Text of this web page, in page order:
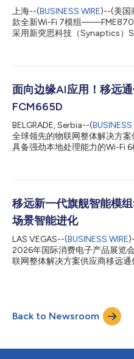
上海--(BUSINESS WIRE)--(美国
款全新Wi-Fi 7模组
采用新突思科技（Synaptics）
端。 双封装设计，灵活适配不
心区别在于封装形式，为设备
计；FME170X搭载紧凑型M.2封
捷、散热余量充足的特点，适配
使得厂商可根据自身产品架构
性。 移远通信产品部副总经理
高端Wi-Fi 7模组可兼容客户主
面向边缘AI应用！移远
FCM665D
BELGRADE, Serbia--(BUSINESS
全球领先的物联网整体解决方
具备强劲本地处理能力的Wi-Fi
端设备，助力客户降低云端依
工业物联网设备的本地智能需
像处理等功能对终端算力提出了
本地运算能力，且采用紧凑型模
本地运算资源，又具备易集成、
智能化升级提供可靠支持。” 双
需求 随着全球智能家居与智能
成为提升终端实时性与可靠性的
移远新一代旗舰智能模
场景智能进化
LAS VEGAS--(BUSINESS WIRE
2026年国际消费电子产品展览
联网整体解决方案供应商移远
板卡、智慧零售以及智能家居
从“基础智能”向“高阶智算”跨越
张栋表示：“在AIoT向‘高阶智
旗舰智能模组SP895BD-AP，
Back to Newsroom